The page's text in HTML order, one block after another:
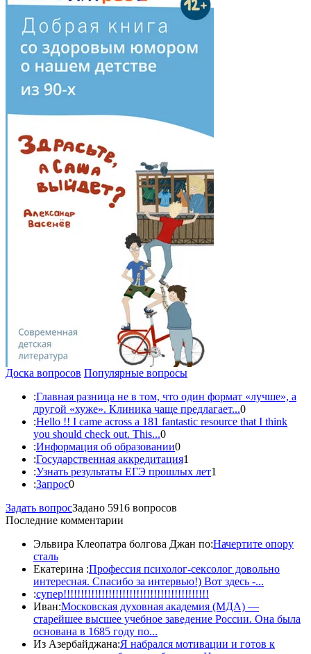
Доска вопросов Популярные вопросы
:Главная разница не в том, что один формат «лучше», а
другой «хуже». Клиника чаще предлагает...0
:Hello !! I came across a 181 fantastic resource that I think
you should check out. This...0
:Информация об образовании0
:Государственная аккредитация1
:Узнать результаты ЕГЭ прошлых лет1
:Запрос0
Задать вопросЗадано 5916 вопросов
Последние комментарии
Эльвира Клеопатра болгова Джан по:Начертите опору
сталь
Екатерина :Профессия психолог-сексолог довольно
интересная. Спасибо за интервью!) Вот здесь -...
:супер!!!!!!!!!!!!!!!!!!!!!!!!!!!!!!!!!!!!!!!!!!
Иван:Московская духовная академия (МДА) —
старейшее высшее учебное заведение России. Она была
основана в 1685 году по...
Из Азербайджана:Я набрался мотивации и готов к